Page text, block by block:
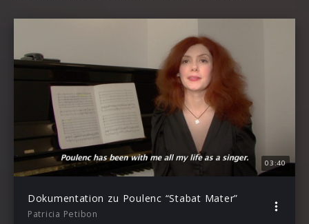
03:40
Dokumentation zu Poulenc “Stabat Mater”
Patricia Petibon